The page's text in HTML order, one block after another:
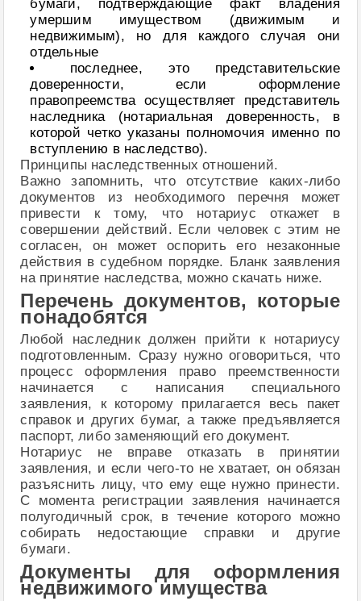
бумаги, подтверждающие факт владения
умершим имуществом (движимым и
недвижимым), но для каждого случая они
отдельные
последнее, это представительские
доверенности, если оформление
правопреемства осуществляет представитель
наследника (нотариальная доверенность, в
которой четко указаны полномочия именно по
вступлению в наследство).
Принципы наследственных отношений.
Важно запомнить, что отсутствие каких-либо
документов из необходимого перечня может
привести к тому, что нотариус откажет в
совершении действий. Если человек с этим не
согласен, он может оспорить его незаконные
действия в судебном порядке. Бланк заявления
на принятие наследства, можно скачать ниже.
Перечень документов, которые
понадобятся
Любой наследник должен прийти к нотариусу
подготовленным. Сразу нужно оговориться, что
процесс оформления право преемственности
начинается с написания специального
заявления, к которому прилагается весь пакет
справок и других бумаг, а также предъявляется
паспорт, либо заменяющий его документ.
Нотариус не вправе отказать в принятии
заявления, и если чего-то не хватает, он обязан
разъяснить лицу, что ему еще нужно принести.
С момента регистрации заявления начинается
полугодичный срок, в течение которого можно
собирать недостающие справки и другие
бумаги.
Документы для оформления
недвижимого имущества